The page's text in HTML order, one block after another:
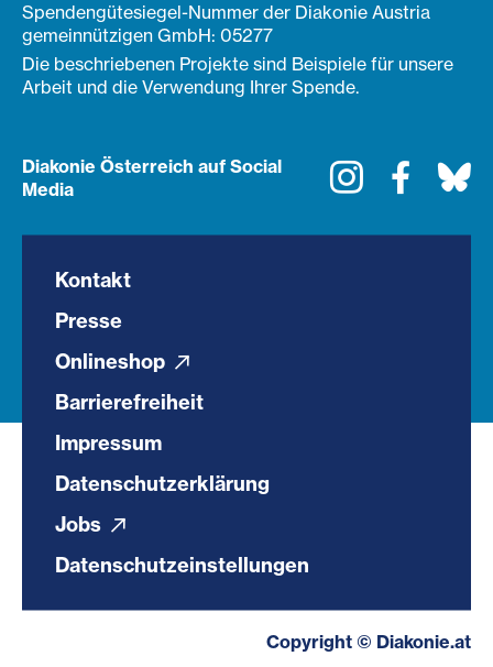
Spendengütesiegel-Nummer der Diakonie Austria
gemeinnützigen GmbH: 05277
Die beschriebenen Projekte sind Beispiele für unsere
Arbeit und die Verwendung Ihrer Spende.
Diakonie Österreich auf Social
Media
Instagram
Kontakt
Presse
Onlineshop
Barrierefreiheit
Impressum
Datenschutzerklärung
Jobs
Datenschutzeinstellungen
Copyright © Diakonie.at